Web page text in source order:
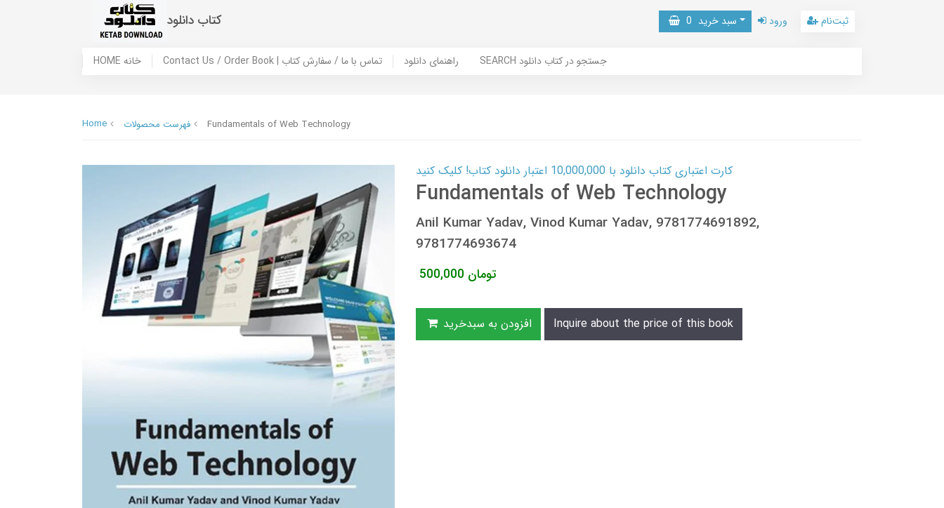
کتاب دانلود سبد خرید 0 ورود ثبت‌نام
HOME خانه Contact Us / Order Book | تماس با ما / سفارش کتاب راهنمای دانلود SEARCH جستجو در کتاب دانلود
Home فهرست محصولات Fundamentals of Web Technology
کارت اعتباری کتاب دانلود با 10,000,000 اعتبار دانلود کتاب! کلیک کنید
Fundamentals of Web Technology
Anil Kumar Yadav, Vinod Kumar Yadav, 9781774691892,
9781774693674
500,000 تومان
افزودن به سبدخرید Inquire about the price of this book